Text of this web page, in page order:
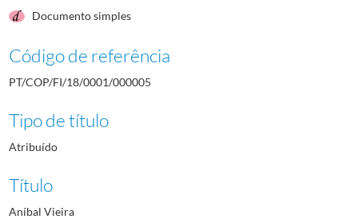
Documento simples
Código de referência
PT/COP/FI/18/0001/000005
Tipo de título
Atribuído
Título
Aníbal Vieira